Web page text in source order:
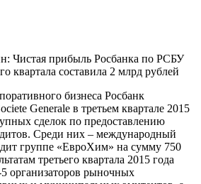
Чистая прибыль Росбанка по РСБУ
квартала составила 2 млрд рублей
бизнеса Росбанк
Generale в третьем квартале 2015
сделок по предоставлению
Среди них – международный
группе «ЕвроХим» на сумму 750
третьего квартала 2015 года
организаторов рыночных